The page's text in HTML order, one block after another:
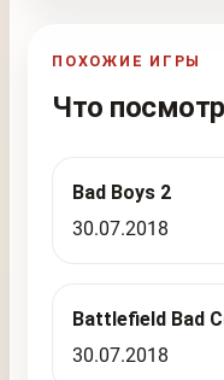
ПОХОЖИЕ ИГРЫ
Что
Bad Boys 2
30.07.2018
Battlefield Bad
30.07.2018